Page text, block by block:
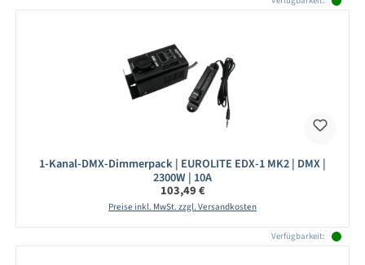
1-Kanal-DMX-Dimmerpack | EUROLITE EDX-1 MK2 | DMX |
2300W | 10A
Regulärer Preis:
103,49 €
Preise inkl. MwSt. zzgl. Versandkosten
Verfügbarkeit: